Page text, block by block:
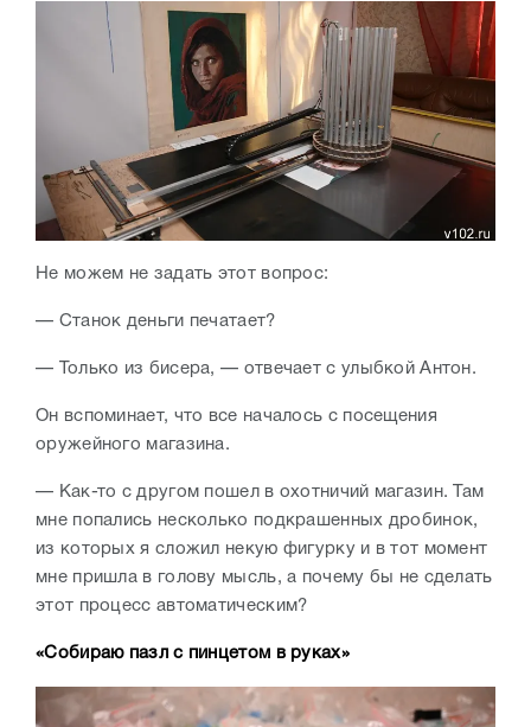
Не можем не задать этот вопрос:
— Станок деньги печатает?
— Только из бисера, — отвечает с улыбкой Антон.
Он вспоминает, что все началось с посещения
оружейного магазина.
— Как-то с другом пошел в охотничий магазин. Там
мне попались несколько подкрашенных дробинок,
из которых я сложил некую фигурку и в тот момент
мне пришла в голову мысль, а почему бы не сделать
этот процесс автоматическим?
«Собираю пазл с пинцетом в руках»